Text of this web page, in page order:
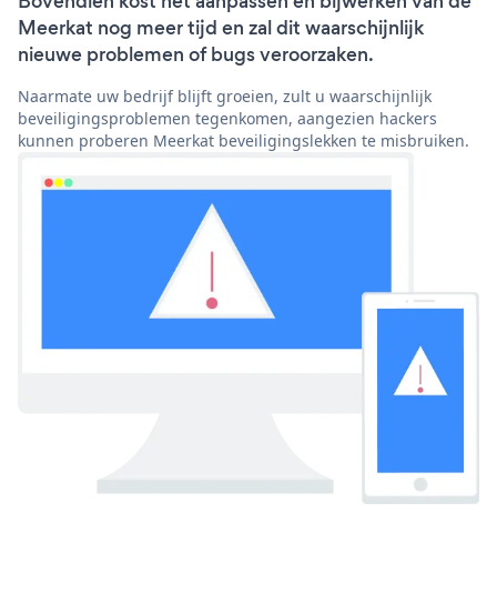
Meerkat nog meer tijd en zal dit waarschijnlijk
nieuwe problemen of bugs veroorzaken.
Naarmate uw bedrijf blijft groeien, zult u waarschijnlijk
beveiligingsproblemen tegenkomen, aangezien hackers
kunnen proberen Meerkat beveiligingslekken te misbruiken.